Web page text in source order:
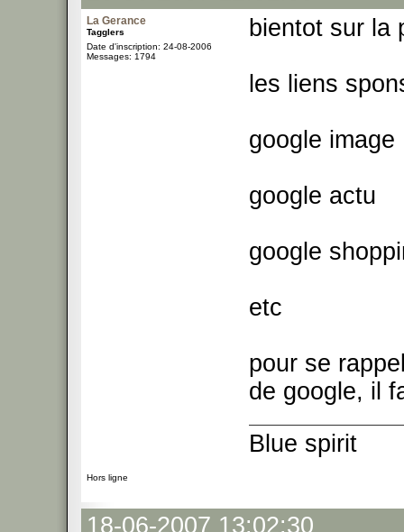
La Gerance
Tagglers
Date d'inscription: 24-08-2006
Messages: 1794
bientot sur la
les liens
google image
google actu
google
etc
pour se
de google, il
Blue spirit
Hors ligne
18-06-2007 13:02:30